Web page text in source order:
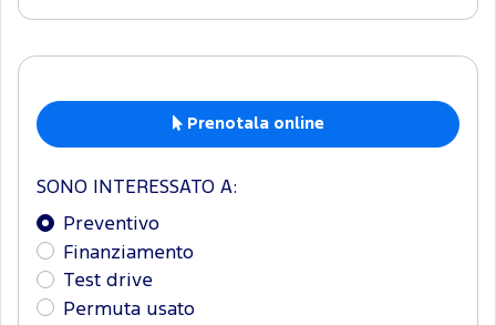
Prenotala online
SONO INTERESSATO A:
Preventivo
Finanziamento
Test drive
Permuta usato